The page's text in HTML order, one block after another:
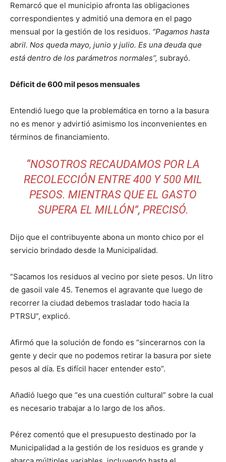
Remarcó que el municipio afronta las obligaciones
correspondientes y admitió una demora en el pago
mensual por la gestión de los residuos. “Pagamos hasta
abril. Nos queda mayo, junio y julio. Es una deuda que
está dentro de los parámetros normales”, subrayó.
Déficit de 600 mil pesos mensuales
Entendió luego que la problemática en torno a la basura
no es menor y advirtió asimismo los inconvenientes en
términos de financiamiento.
“NOSOTROS RECAUDAMOS POR LA
RECOLECCIÓN ENTRE 400 Y 500 MIL
PESOS. MIENTRAS QUE EL GASTO
SUPERA EL MILLÓN”, PRECISÓ.
Dijo que el contribuyente abona un monto chico por el
servicio brindado desde la Municipalidad.
“Sacamos los residuos al vecino por siete pesos. Un litro
de gasoil vale 45. Tenemos el agravante que luego de
recorrer la ciudad debemos trasladar todo hacia la
PTRSU”, explicó.
Afirmó que la solución de fondo es “sincerarnos con la
gente y decir que no podemos retirar la basura por siete
pesos al día. Es difícil hacer entender esto”.
Añadió luego que “es una cuestión cultural” sobre la cual
es necesario trabajar a lo largo de los años.
Pérez comentó que el presupuesto destinado por la
Municipalidad a la gestión de los residuos es grande y